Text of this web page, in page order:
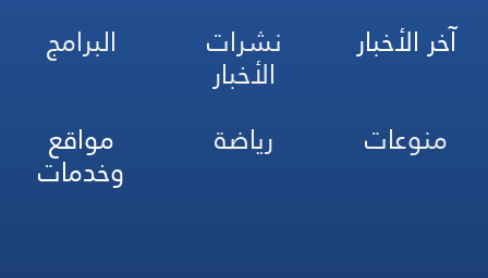
آخر الأخبار نشرات
الأخبار
البرامج
منوعات
رياضة مواقع
وخدمات